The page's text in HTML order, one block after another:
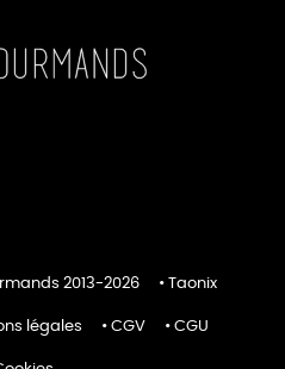
2013-2026 Taonix
légales CGV CGU